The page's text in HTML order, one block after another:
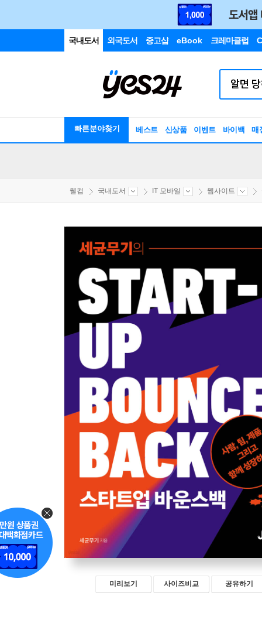
국내도서 외국도서 중고샵 eBook 크레마클럽
빠른분야찾기 베스트 신상품 이벤트 바이백 매
웰컴 국내도서 IT 모바일 웹사이트
미리보기 사이즈비교 공유하기